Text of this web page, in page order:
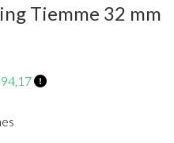
Tiemme 32 mm